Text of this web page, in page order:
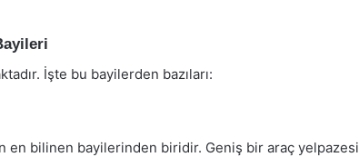
İşte bu bayilerden bazıları:
en bilinen bayilerinden biridir. Geniş bir araç yelpazesi